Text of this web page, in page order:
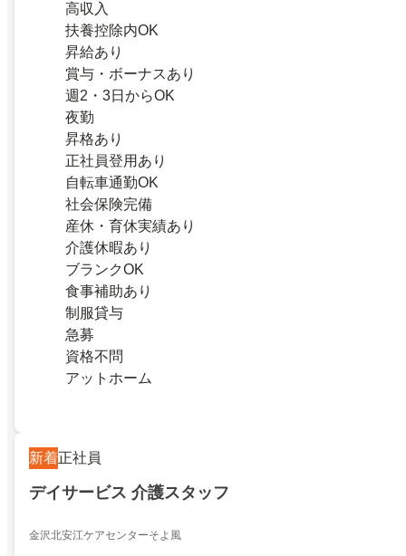
高収入
扶養控除内OK
昇給あり
賞与・ボーナスあり
週2・3日からOK
夜勤
昇格あり
正社員登用あり
自転車通勤OK
社会保険完備
産休・育休実績あり
介護休暇あり
ブランクOK
食事補助あり
制服貸与
急募
資格不問
アットホーム
新着正社員
デイサービス 介護スタッフ
金沢北安江ケアセンターそよ風